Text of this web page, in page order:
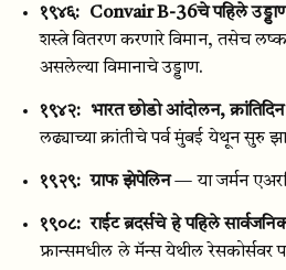
१९४६: Convair B-36चे पहिले
शस्त्रे वितरण करणारे विमान, तसेच
असलेल्या विमानाचे उड्डाण.
१९४२: भारत छोडो आंदोलन, क्रांतिदिन
लढ्याच्या क्रांतीचे पर्व मुंबई येथून सुरु
१९२९: ग्राफ झेपेलिन — या जर्मन
१९०८: राईट ब्रदर्सचे हे पहिले
फ्रान्समधील ले मॅन्स येथील रेसकोर्सवर